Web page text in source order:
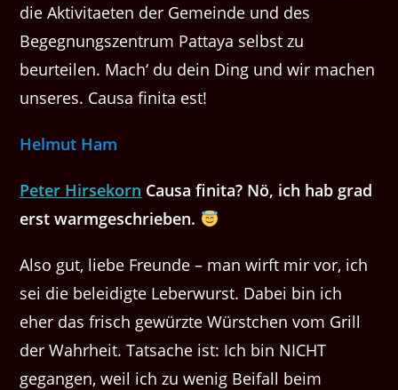
die Aktivitaeten der Gemeinde und des
Begegnungszentrum Pattaya selbst zu
beurteilen. Mach‘ du dein Ding und wir machen
unseres. Causa finita est!
Helmut Ham
Peter Hirsekorn Causa finita? Nö, ich hab grad
erst warmgeschrieben.
Also gut, liebe Freunde – man wirft mir vor, ich
sei die beleidigte Leberwurst. Dabei bin ich
eher das frisch gewürzte Würstchen vom Grill
der Wahrheit. Tatsache ist: Ich bin NICHT
gegangen, weil ich zu wenig Beifall beim